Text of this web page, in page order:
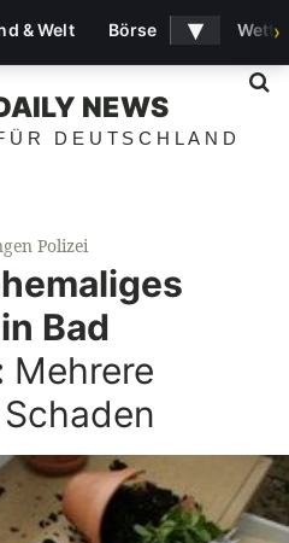
NEWS
DEUTSCHLAND
Polizei
Bad
Mehrere
& Welt Börse ▾ ›